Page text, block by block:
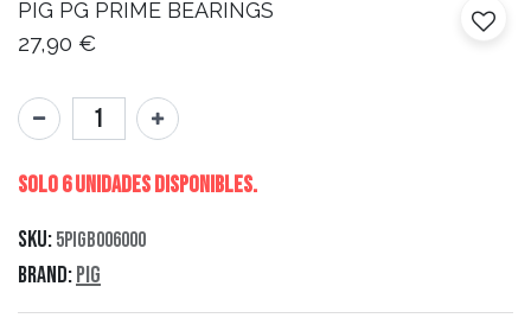
PIG PG PRIME BEARINGS
27,90 €
Solo 6 Unidades disponibles.
SKU:5PIGB006000
Brand:Pig